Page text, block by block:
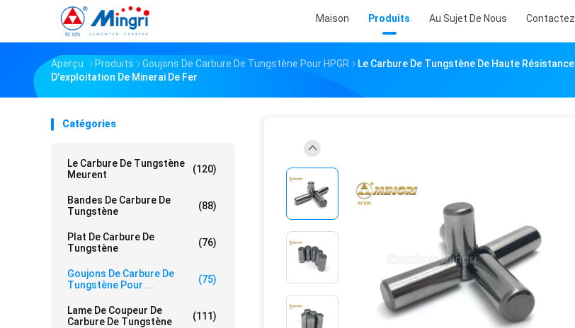
Maison Produits Au Sujet De Nous
Aperçu Produits Goujons De Carbure De Tungstène Pour HPGR
Le Carbure De Tungstène De Haute
D'exploitation De Minerai De Fer
Catégories
Le Carbure De Tungstène
Meurent
(120)
Bandes De Carbure De
Tungstène
(88)
Plat De Carbure De
Tungstène
(76)
Goujons De Carbure De
Tungstène Pour ...
(75)
Lame De Coupeur De
Carbure De Tungstène
(111)